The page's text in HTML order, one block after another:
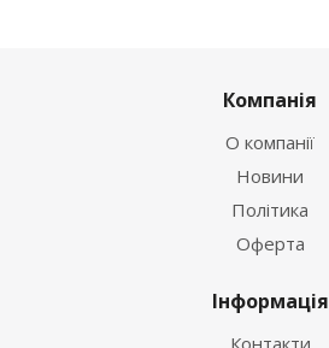
Компанія
О компанії
Новини
Політика
Оферта
Інформація
Контакти